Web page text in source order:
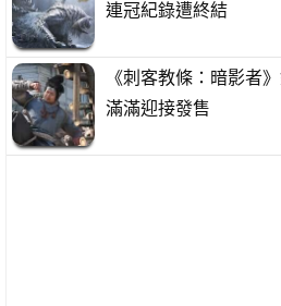
連冠紀錄遭終結
《刺客教條：暗影者
滿滿迎接發售